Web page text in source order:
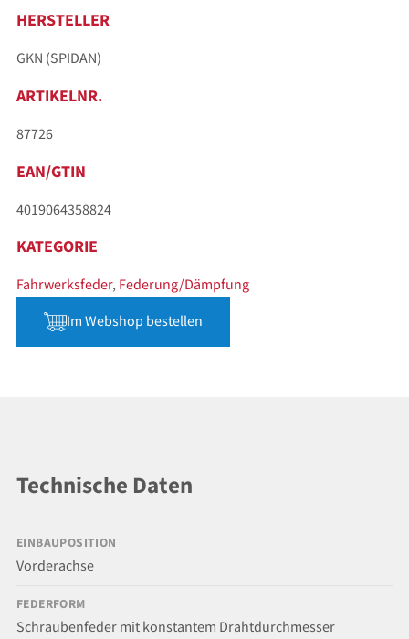
HERSTELLER
GKN (SPIDAN)
ARTIKELNR.
87726
EAN/GTIN
4019064358824
KATEGORIE
Fahrwerksfeder, Federung/Dämpfung
Im Webshop bestellen
Technische Daten
EINBAUPOSITION
Vorderachse
FEDERFORM
Schraubenfeder mit konstantem Drahtdurchmesser